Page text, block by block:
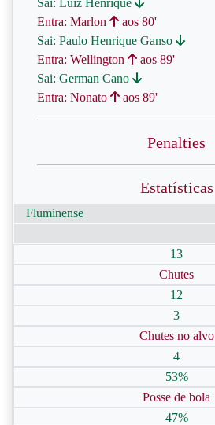
Sai: Luiz Henrique
Entra: Marlon
aos 80'
Sai: Paulo Henrique Ganso
Entra: Wellington
aos 89'
Sai: German Cano
Entra: Nonato
aos 89'
Penalties
Estatísticas
Fluminense
13
Chutes
12
3
Chutes no alvo
4
53%
Posse de bola
47%